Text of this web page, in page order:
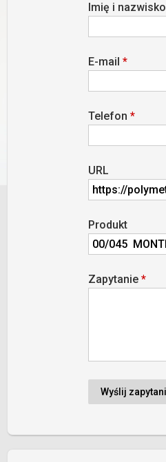
Imię i nazwisko
E-mail *
Telefon *
URL
Produkt
Zapytanie *